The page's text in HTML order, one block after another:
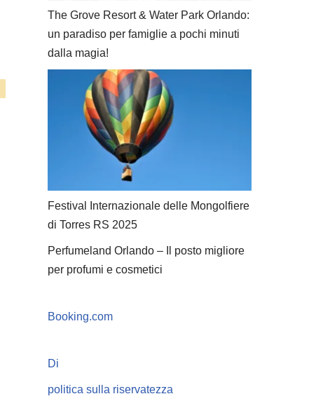
The Grove Resort & Water Park Orlando:
un paradiso per famiglie a pochi minuti
dalla magia!
Festival Internazionale delle Mongolfiere
di Torres RS 2025
Perfumeland Orlando – Il posto migliore
per profumi e cosmetici
Booking.com
Di
politica sulla riservatezza